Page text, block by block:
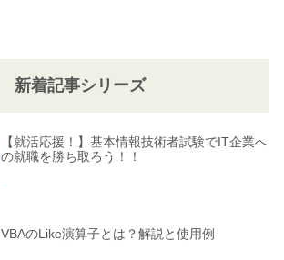
新着記事シリーズ
【就活応援！】基本情報技術者試験でIT企業へ
の就職を勝ち取ろう！！
VBAのLike演算子とは？解説と使用例